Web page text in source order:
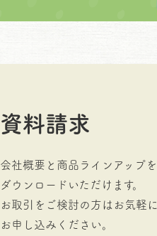
資料請求
会社概要と商品ラインアップを
ダウンロードいただけます。
お取引をご検討の方はお気軽に
お申し込みください。